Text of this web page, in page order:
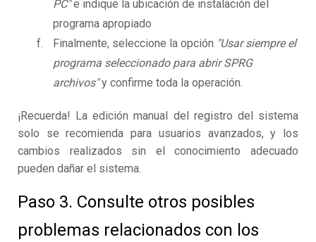
PC"e indique la ubicación de instalación del
programa apropiado
Finalmente, seleccione la opción "Usar siempre el
programa seleccionado para abrir SPRG
archivos"y confirme toda la operación.
¡Recuerda! La edición manual del registro del sistema
solo se recomienda para usuarios avanzados, y los
cambios realizados sin el conocimiento adecuado
pueden dañar el sistema.
Paso 3. Consulte otros posibles
problemas relacionados con los